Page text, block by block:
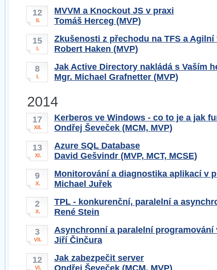
12
II.
MVVM a Knockout JS v praxi
Tomáš Herceg (MVP)
15
I.
Zkušenosti z přechodu na TFS a
Robert Haken (MVP)
8
I.
Jak Active Directory nakládá s Vaším
Mgr. Michael Grafnetter (MVP)
2014
17
XII.
Kerberos ve Windows - co to je a jak
Ondřej Ševeček (MCM, MVP)
13
XI.
Azure SQL Database
David Gešvindr (MVP, MCT, MCSE)
9
X.
Monitorování a diagnostika aplikací v
Michael Juřek
2
X.
TPL - konkurenční, paralelní a
René Stein
3
VII.
Asynchronní a paralelní programování
Jiří Činčura
12
VI.
Jak zabezpečit server
Ondřej Ševeček (MCM, MVP)